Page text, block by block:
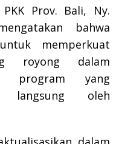
Prov. Bali, Ny.
bahwa
memperkuat
royong dalam
program yang
langsung oleh